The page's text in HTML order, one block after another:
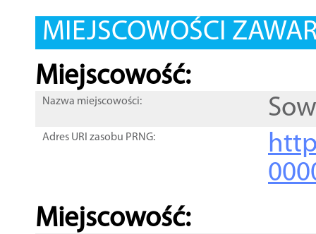
MIEJSCOWOŚCI
Miejscowość:
Nazwa miejscowości:
Adres URI zasobu PRNG:
Miejscowość: